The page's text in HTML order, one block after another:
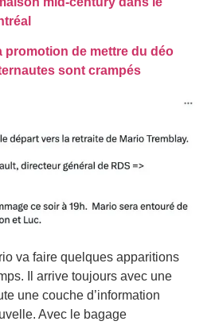
promotion de mettre du déo
sont crampés
va faire quelques apparitions
Il arrive toujours avec une
une couche d’information
Avec le bagage